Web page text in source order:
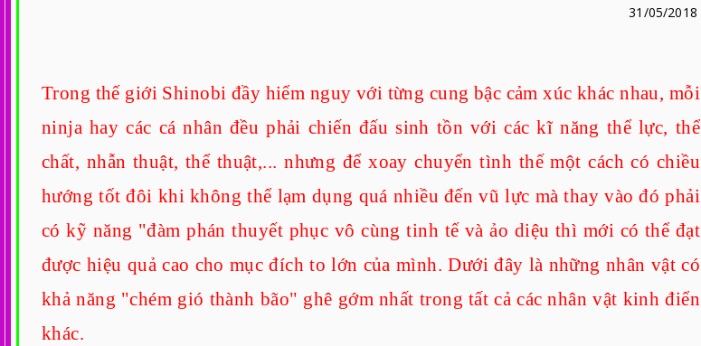
31/05/2018
Trong thế giới Shinobi đầy hiểm nguy với từng cung bậc cảm xúc khác nhau, mỗi
ninja hay các cá nhân đều phải chiến đấu sinh tồn với các kĩ năng thể lực, thể
chất, nhẫn thuật, thể thuật,... nhưng để xoay chuyển tình thế một cách có chiều
hướng tốt đôi khi không thể lạm dụng quá nhiều đến vũ lực mà thay vào đó phải
có kỹ năng "đàm phán thuyết phục vô cùng tinh tế và ảo diệu thì mới có thể đạt
được hiệu quả cao cho mục đích to lớn của mình. Dưới đây là những nhân vật có
khả năng "chém gió thành bão" ghê gớm nhất trong tất cả các nhân vật kinh điển
khác.